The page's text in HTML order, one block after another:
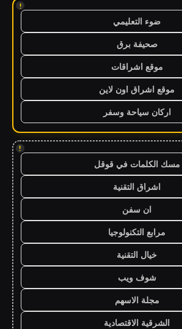
!
ضوء التعليمي
صحيفة برق
موقع اشراقات
موقع اشراق اون لاين
اركان سياحة وسفر
!
مسك الكلمات في قوقل
اشراق التقنية
ان سفن
مرابع التكنولوجيا
خيال التقنية
شوف ويب
مجلة الاسهم
الشرقية الاقتصادية